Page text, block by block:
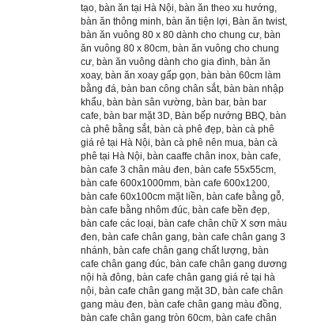
tạo, bàn ăn tại Hà Nội, bàn ăn theo xu hướng,
bàn ăn thông minh, bàn ăn tiện lợi, Bàn ăn twist,
bàn ăn vuông 80 x 80 dành cho chung cư, bàn
ăn vuông 80 x 80cm, bàn ăn vuông cho chung
cư, bàn ăn vuông dành cho gia đình, bàn ăn
xoay, bàn ăn xoay gấp gọn, bàn bàn 60cm làm
bằng đá, bàn ban công chân sắt, bàn bàn nhập
khẩu, bàn bàn sân vường, bàn bar, bàn bar
cafe, bàn bar mặt 3D, Bàn bếp nướng BBQ, bàn
cà phê bằng sắt, bàn cà phê đẹp, bàn cà phê
giá rẻ tại Hà Nội, bàn cà phê nên mua, bàn cà
phê tại Hà Nội, bàn caaffe chân inox, bàn cafe,
bàn cafe 3 chân màu đen, bàn cafe 55x55cm,
bàn cafe 600x1000mm, bàn cafe 600x1200,
bàn cafe 60x100cm mặt liền, bàn cafe bằng gỗ,
bàn cafe bằng nhôm đúc, bàn cafe bền đẹp,
bàn cafe các loại, bàn cafe chân chữ X sơn màu
đen, bàn cafe chân gang, bàn cafe chân gang 3
nhánh, bàn cafe chân gang chất lượng, bàn
cafe chân gang đúc, bàn cafe chân gang dương
nội hà đông, bàn cafe chân gang giá rẻ tại hà
nội, bàn cafe chân gang mặt 3D, bàn cafe chân
gang màu đen, bàn cafe chân gang màu đồng,
bàn cafe chân gang tròn 60cm, bàn cafe chân